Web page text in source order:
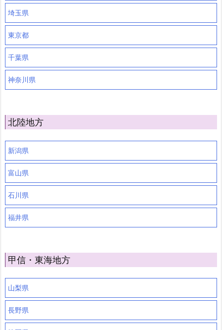
埼玉県
東京都
千葉県
神奈川県
北陸地方
新潟県
富山県
石川県
福井県
甲信・東海地方
山梨県
長野県